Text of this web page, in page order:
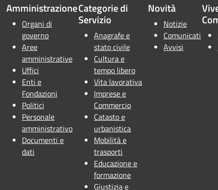
Amministrazione
Organi di
governo
Aree
amministrative
Uffici
Enti e
Fondazioni
Politici
Personale
amministrativo
Documenti e
dati
Categorie di
Servizio
Anagrafe e
stato civile
Cultura e
tempo libero
Vita lavorativa
Imprese e
Commercio
Catasto e
urbanistica
Mobilità e
trasporti
Educazione e
formazione
Giustizia e
Novità
Notizie
Comunicati
Avvisi